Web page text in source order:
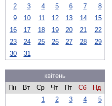
2
3 4 5 6 7
8
9
10 11 12 13 14
15
16
17 18 19 20 21
22
23
24 25 26 27 28
29
30
31
квітень
Пн
Вт Ср Чт Пт Сб
Нд
1
2 3 4
5